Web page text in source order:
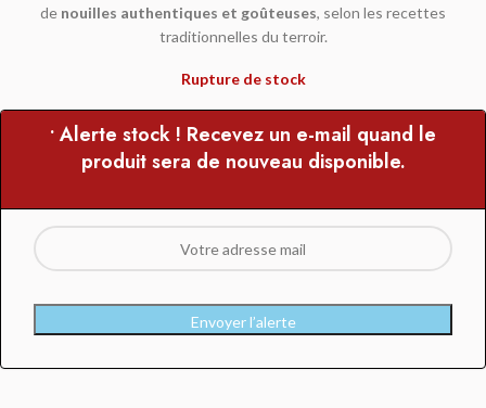
de nouilles authentiques et goûteuses, selon les recettes
traditionnelles du terroir.
Rupture de stock
• Alerte stock ! Recevez un e-mail quand le
produit sera de nouveau disponible.
Envoyer l’alerte